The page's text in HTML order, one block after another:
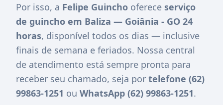
Por isso, a Felipe Guincho oferece serviço
de guincho em Baliza — Goiânia - GO 24
horas, disponível todos os dias — inclusive
finais de semana e feriados. Nossa central
de atendimento está sempre pronta para
receber seu chamado, seja por telefone (62)
99863-1251 ou WhatsApp (62) 99863-1251.